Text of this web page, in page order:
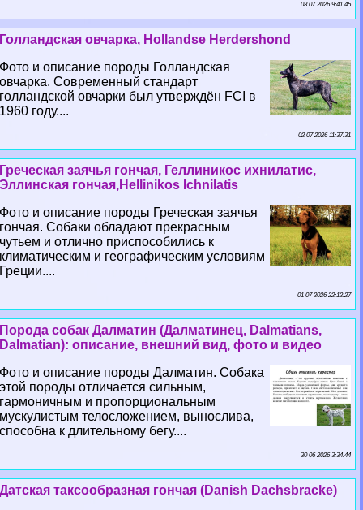
03 07 2026 9:41:45
Голландская овчарка, Hollandse Herdershond
Фото и описание породы Голландская
овчарка. Современный стандарт
голландской овчарки был утверждён FCI в
1960 году....
02 07 2026 11:37:31
Греческая заячья гончая, Геллиникос ихнилатис,
Эллинская гончая,Hellinikos Ichnilatis
Фото и описание породы Греческая заячья
гончая. Собаки обладают прекрасным
чутьем и отлично приспособились к
климатическим и географическим условиям
Греции....
01 07 2026 22:12:27
Порода собак Далматин (Далматинец, Dalmatians,
Dalmatian): описание, внешний вид, фото и видео
Фото и описание породы Далматин. Собака
этой породы отличается сильным,
гармоничным и пропорциональным
мускулистым телосложением, вынослива,
способна к длительному бегу....
30 06 2026 3:34:44
Датская таксообразная гончая (Danish Dachsbracke)